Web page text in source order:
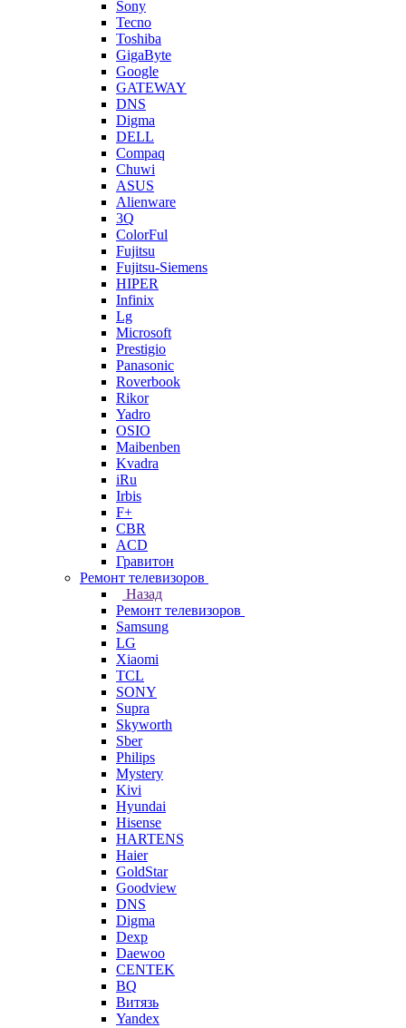
Sony
Tecno
Toshiba
GigaByte
Google
GATEWAY
DNS
Digma
DELL
Compaq
Chuwi
ASUS
Alienware
3Q
ColorFul
Fujitsu
Fujitsu-Siemens
HIPER
Infinix
Lg
Microsoft
Prestigio
Panasonic
Roverbook
Rikor
Yadro
OSIO
Maibenben
Kvadra
iRu
Irbis
F+
CBR
ACD
Гравитон
Ремонт телевизоров
Назад
Ремонт телевизоров
Samsung
LG
Xiaomi
TCL
SONY
Supra
Skyworth
Sber
Philips
Mystery
Kivi
Hyundai
Hisense
HARTENS
Haier
GoldStar
Goodview
DNS
Digma
Dexp
Daewoo
CENTEK
BQ
Витязь
Yandex